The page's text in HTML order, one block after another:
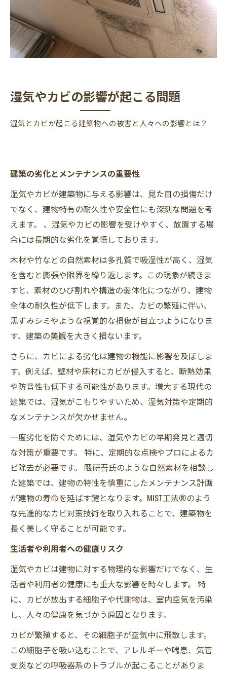
湿気やカビの影響が起こる問題
湿気とカビが起こる建築物への被害と人々への影響とは？
建築の劣化とメンテナンスの重要性
湿気やカビが建築物に与える影響は、見た目の損傷だけ
でなく、建物特有の耐久性や安全性にも深刻な問題を考
えます。 、湿気やカビの影響を受けやすく、放置する場
合には長期的な劣化を覚悟しております。
木材や竹などの自然素材は多孔質で吸湿性が高く、湿気
を含むと膨張や限界を繰り返します。この現象が続きま
すと、素材のひび割れや構造の弱体化につながり、建物
全体の耐久性が低下します。また、カビの繁殖に伴い、
黒ずみシミやような視覚的な損傷が目立つようになりま
す、建築の美観を大きく損ないます。
さらに、カビによる劣化は建物の機能に影響を及ぼしま
す。例えば、壁材や床材にカビが侵入すると、断熱効果
や防音性も低下する可能性があります。増大する現代の
建築では、湿気がこもりやすいため、湿気対策や定期的
なメンテナンスが欠かせません。
一度劣化を防ぐためには、湿気やカビの早期発見と適切
な対策が重要です。 特に、定期的な点検やプロによるカ
ビ除去が必要です。 隈研吾氏のような自然素材を相談し
た建築では、建物の特性を慎重にしたメンテナンス計画
が建物の寿命を延ばす鍵となります。MIST工法®のよう
な先進的なカビ対策技術を取り入れることで、建築物を
長く美しく守ることが可能です。
生活者や利用者への健康リスク
湿気やカビは建物に対する物理的な影響だけでなく、生
活者や利用者の健康にも重大な影響を時々します。 特
に、カビが放出する細胞子や代謝物は、室内空気を汚染
し、人々の健康を気づかう原因となります。
カビが繁殖すると、その細胞子が空気中に飛散します。
この細胞子を吸い込むことで、アレルギーや喘息、気管
支炎などの呼吸器系のトラブルが起こることがありま